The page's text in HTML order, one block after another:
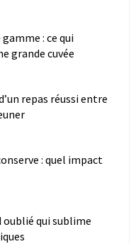
gamme : ce qui
grande cuvée
repas réussi entre
: quel impact
oublié qui sublime